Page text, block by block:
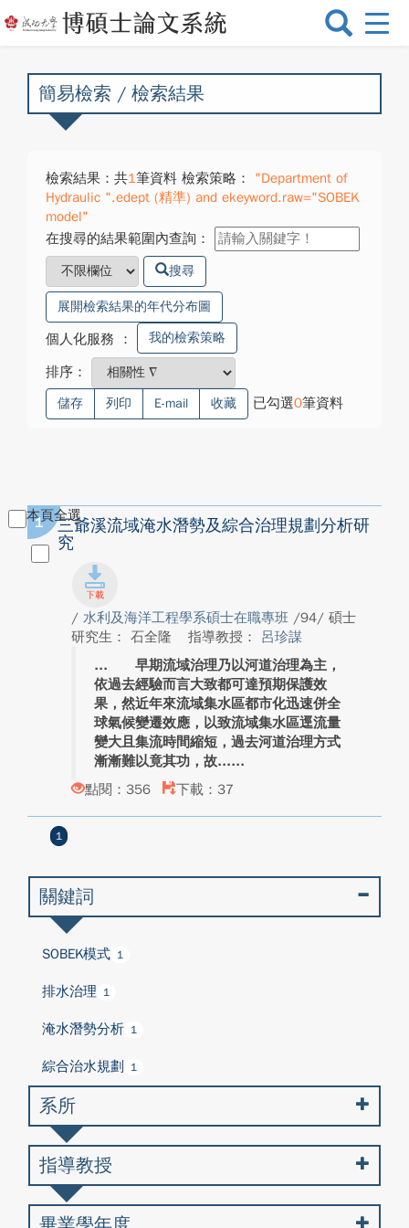
選
換
簡易檢索 / 檢索結果
檢索結果：共1筆資料 檢索策略：
"Department of
Hydraulic ".edept (精準) and ekeyword.raw="SOBEK
model"
在搜尋的結果範圍內查詢：
搜尋
展開檢索結果的年代分布圖
個人化服務 ： 我的檢索策略
排序：
儲存 列印 E-mail 收藏 已勾選0筆資料
本頁全選
1
三爺溪流域淹水潛勢及綜合治理規劃分析研
究
/ 水利及海洋工程學系碩士在職專班 /94/ 碩士
研究生： 石全隆
指導教授： 呂珍謀
早期流域治理乃以河道治理為主，
依過去經驗而言大致都可達預期保護效
果，然近年來流域集水區都市化迅速併全
球氣候變遷效應，以致流域集水區逕流量
變大且集流時間縮短，過去河道治理方式
漸漸難以竟其功，故...
點閱：356
下載：37
1
關鍵詞
SOBEK模式 1
排水治理 1
淹水潛勢分析 1
綜合治水規劃 1
系所
指導教授